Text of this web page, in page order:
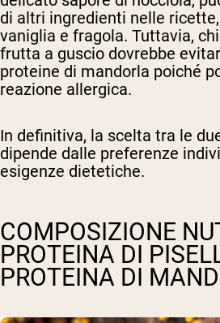
di altri ingredienti nelle
vaniglia e fragola. Tuttavia,
frutta a guscio dovrebbe
proteine di mandorla poiché
reazione allergica.
In definitiva, la scelta tra le
dipende dalle preferenze
esigenze dietetiche.
COMPOSIZIONE
PROTEINA DI
PROTEINA DI